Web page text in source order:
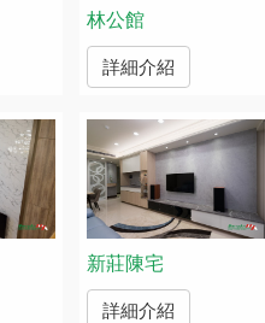
林公館
詳細介紹
新莊陳宅
詳細介紹